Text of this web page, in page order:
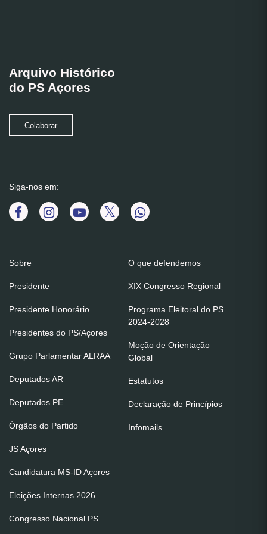
Arquivo Histórico
do PS Açores
Colaborar
Siga-nos em:
Sobre
Presidente
Presidente Honorário
Presidentes do PS/Açores
Grupo Parlamentar ALRAA
Deputados AR
Deputados PE
Órgãos do Partido
JS Açores
Candidatura MS-ID Açores
Eleições Internas 2026
Congresso Nacional PS
O que defendemos
XIX Congresso Regional
Programa Eleitoral do PS
2024-2028
Moção de Orientação
Global
Estatutos
Declaração de Princípios
Infomails